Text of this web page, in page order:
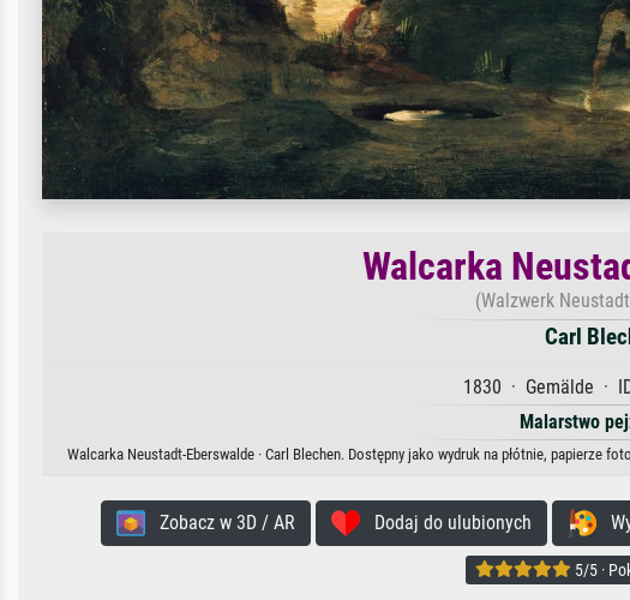
Walcarka
(Walzwerk
Carl
1830 · Gemälde ·
Malarstwo
Walcarka Neustadt-Eberswalde · Carl Blechen. Dostępny jako wydruk na płótnie, papierze
Zobacz w 3D / AR Dodaj do ulubionych
5/5 ·